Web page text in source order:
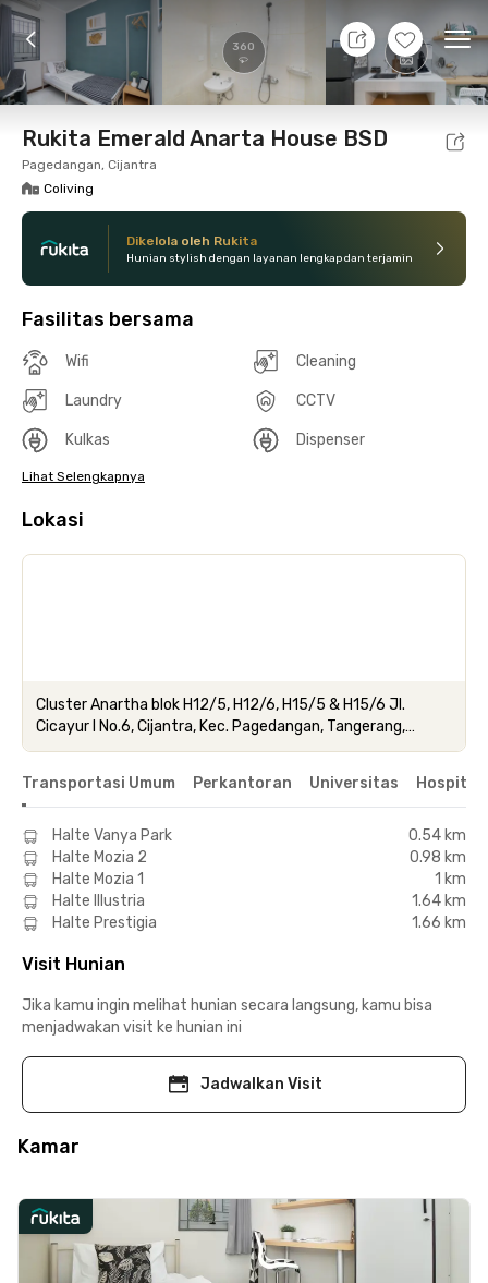
360 +9
7 Agt 26 - Belum tahu
Foto Fasilitas bersama Lokasi Kamar
Rukita Emerald Anarta House BSD
Pagedangan, Cijantra
Coliving
Dikelola oleh Rukita
Hunian stylish dengan layanan lengkap dan terjamin
Fasilitas bersama
Wifi Cleaning
Laundry CCTV
Kulkas Dispenser
Lihat Selengkapnya
Lokasi
Cluster Anartha blok H12/5, H12/6, H15/5 & H15/6 Jl.
Cicayur I No.6, Cijantra, Kec. Pagedangan, Tangerang,
Banten 15336
Transportasi Umum
Perkantoran Universitas Hospital
Halte Vanya Park
0.54 km
Halte Mozia 2
0.98 km
Halte Mozia 1
1 km
Halte Illustria
1.64 km
Halte Prestigia
1.66 km
Visit Hunian
Jika kamu ingin melihat hunian secara langsung, kamu bisa
menjadwakan visit ke hunian ini
Jadwalkan Visit
Kamar